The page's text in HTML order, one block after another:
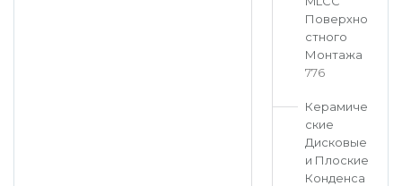
Поверхно
стного
Монтажа
776
Керамиче
ские
Дисковые
и Плоские
Конденса